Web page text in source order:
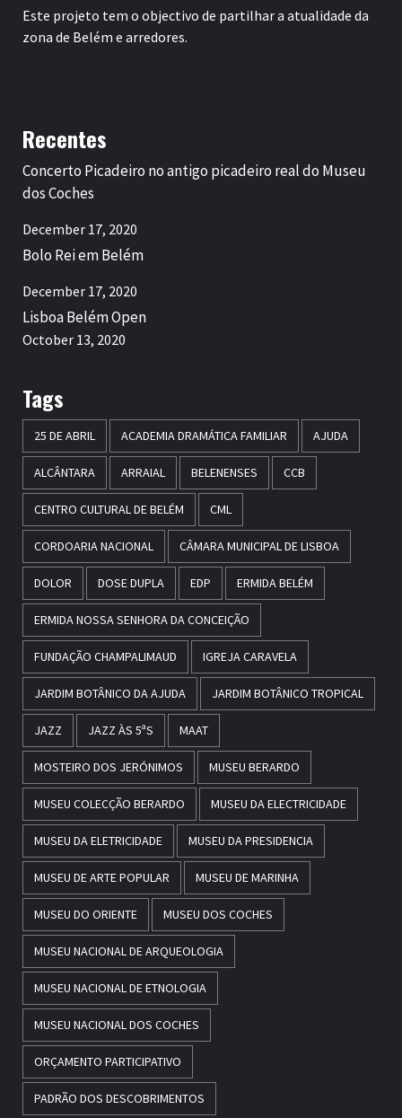
Este projeto tem o objectivo de partilhar a atualidade da
zona de Belém e arredores.
Recentes
Concerto Picadeiro no antigo picadeiro real do Museu
dos Coches
December 17, 2020
Bolo Rei em Belém
December 17, 2020
Lisboa Belém Open
October 13, 2020
Tags
25 DE ABRIL ACADEMIA DRAMÁTICA FAMILIAR AJUDA
ALCÂNTARA ARRAIAL BELENENSES CCB
CENTRO CULTURAL DE BELÉM CML
CORDOARIA NACIONAL CÂMARA MUNICIPAL DE LISBOA
DOLOR DOSE DUPLA EDP ERMIDA BELÉM
ERMIDA NOSSA SENHORA DA CONCEIÇÃO
FUNDAÇÃO CHAMPALIMAUD IGREJA CARAVELA
JARDIM BOTÂNICO DA AJUDA JARDIM BOTÂNICO TROPICAL
JAZZ JAZZ ÀS 5ªS MAAT
MOSTEIRO DOS JERÓNIMOS MUSEU BERARDO
MUSEU COLECÇÃO BERARDO MUSEU DA ELECTRICIDADE
MUSEU DA ELETRICIDADE MUSEU DA PRESIDENCIA
MUSEU DE ARTE POPULAR MUSEU DE MARINHA
MUSEU DO ORIENTE MUSEU DOS COCHES
MUSEU NACIONAL DE ARQUEOLOGIA
MUSEU NACIONAL DE ETNOLOGIA
MUSEU NACIONAL DOS COCHES
ORÇAMENTO PARTICIPATIVO
PADRÃO DOS DESCOBRIMENTOS